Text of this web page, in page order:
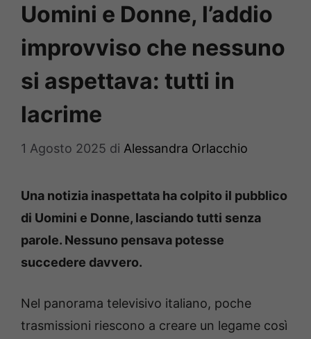
Uomini e Donne, l’addio
improvviso che nessuno
si aspettava: tutti in
lacrime
1 Agosto 2025 di Alessandra Orlacchio
Una notizia inaspettata ha colpito il pubblico
di Uomini e Donne, lasciando tutti senza
parole. Nessuno pensava potesse
succedere davvero.
Nel panorama televisivo italiano, poche
trasmissioni riescono a creare un legame così